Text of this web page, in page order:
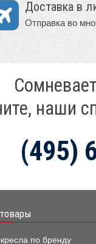
Доставка в
Отправка во
наши
(495)
по бренду